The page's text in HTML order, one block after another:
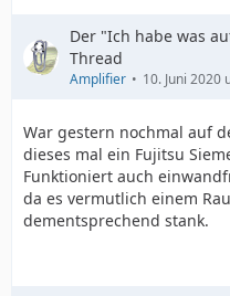
Der "Ich habe was
Thread
Amplifier 10. Juni 2020
War gestern nochmal auf
dieses mal ein Fujitsu
Funktioniert auch
da es vermutlich einem
dementsprechend stank.